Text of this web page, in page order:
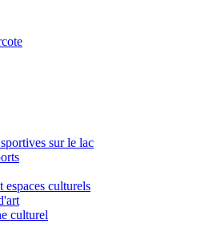
sur le lac
espaces culturels
culturel